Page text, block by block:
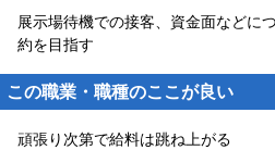
展示場待機での接客、資金面などに
約を目指す
この職業・職種のここが良い
頑張り次第で給料は跳ね上がる